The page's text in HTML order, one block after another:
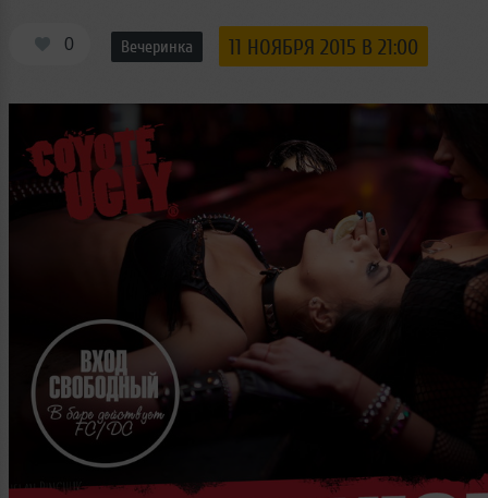
0 Вечеринка 11 НОЯБРЯ 2015 В 21:00